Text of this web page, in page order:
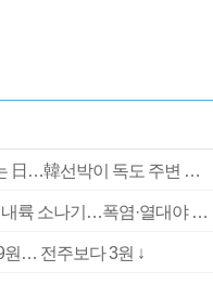
[속보] 여전히 ‘독도는 우리땅’ 외치는 日…韓선박이 독도 주변 해양조사 활동하자 반발
부산 울산 경남 구름 많고 경남 북서내륙 소나기…폭염·열대야 계속
원… 전주보다 3원 ↓